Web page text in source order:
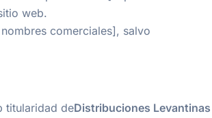
web.
comerciales], salvo
titularidad deDistribuciones Levantinas